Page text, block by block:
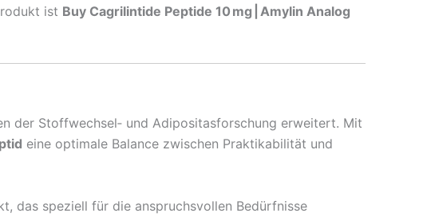
ist Buy Cagrilintide Peptide 10 mg | Amylin Analog
der Stoffwechsel‑ und Adipositasforschung erweitert. Mit
eine optimale Balance zwischen Praktikabilität und
das speziell für die anspruchsvollen Bedürfnisse